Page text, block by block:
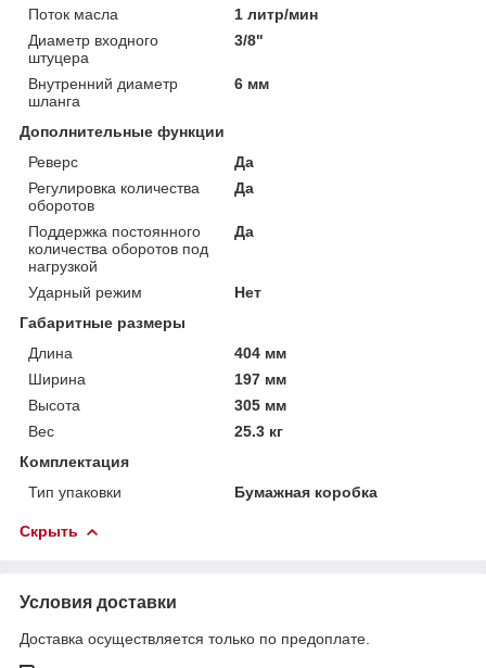
Поток масла
1 литр/мин
Диаметр входного
штуцера
3/8"
Внутренний диаметр
шланга
6 мм
Дополнительные функции
Реверс
Да
Регулировка количества
оборотов
Да
Поддержка постоянного
количества оборотов под
нагрузкой
Да
Ударный режим
Нет
Габаритные размеры
Длина
404 мм
Ширина
197 мм
Высота
305 мм
Вес
25.3 кг
Комплектация
Тип упаковки
Бумажная коробка
Скрыть
Условия доставки
Доставка осуществляется только по предоплате.